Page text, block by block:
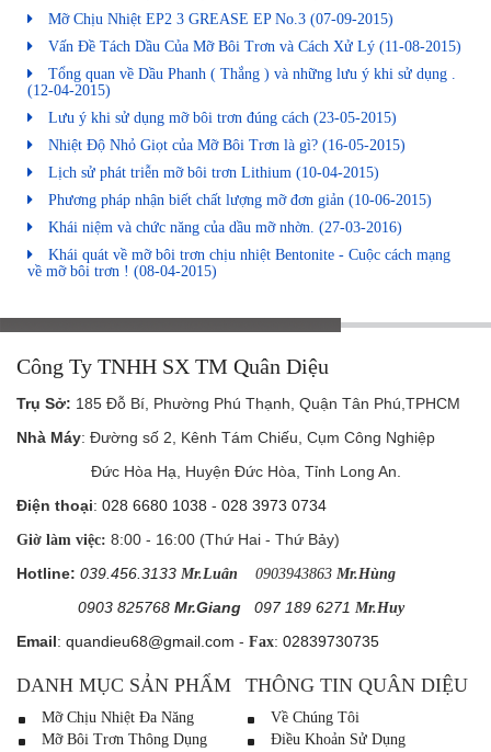
Mỡ Chịu Nhiệt EP2 3 GREASE EP No.3 (07-09-2015)
Vấn Đề Tách Dầu Của Mỡ Bôi Trơn và Cách Xử Lý (11-08-2015)
Tổng quan về Dầu Phanh ( Thắng ) và những lưu ý khi sử dụng .
(12-04-2015)
Lưu ý khi sử dụng mỡ bôi trơn đúng cách (23-05-2015)
Nhiệt Độ Nhỏ Giọt của Mỡ Bôi Trơn là gì? (16-05-2015)
Lịch sử phát triễn mỡ bôi trơn Lithium (10-04-2015)
Phương pháp nhận biết chất lượng mỡ đơn giản (10-06-2015)
Khái niệm và chức năng của dầu mỡ nhờn. (27-03-2016)
Khái quát về mỡ bôi trơn chịu nhiệt Bentonite - Cuộc cách mạng
về mỡ bôi trơn ! (08-04-2015)
Công Ty TNHH SX TM Quân Diệu
Trụ Sở: 185 Đỗ Bí, Phường Phú Thạnh, Quận Tân Phú,TPHCM
Nhà Máy: Đường số 2, Kênh Tám Chiếu, Cụm Công Nghiệp
Đức Hòa Hạ, Huyện Đức Hòa, Tỉnh Long An.
Điện thoại: 028 6680 1038 - 028 3973 0734
Giờ làm việc: 8:00 - 16:00 (Thứ Hai - Thứ Bảy)
Hotline: 039.456.3133 Mr.Luân 0903943863 Mr.Hùng
0903 825768 Mr.Giang 097 189 6271 Mr.Huy
Email: quandieu68@gmail.com - Fax: 02839730735
DANH MỤC SẢN PHẨM
Mỡ Chịu Nhiệt Đa Năng
Mỡ Bôi Trơn Thông Dụng
THÔNG TIN QUÂN DIỆU
Về Chúng Tôi
Điều Khoản Sử Dụng